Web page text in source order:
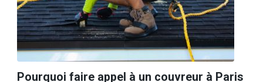
Pourquoi faire appel à un couvreur à Paris